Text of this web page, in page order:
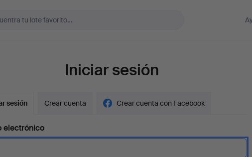
Iniciar sesión
sesión Crear cuenta Crear cuenta con Facebook
electrónico